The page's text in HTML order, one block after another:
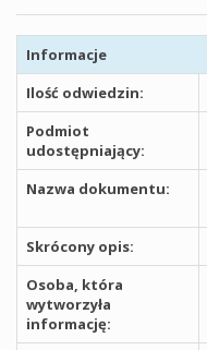
Informacje
Ilość odwiedzin:
Podmiot
udostępniający:
Nazwa dokumentu:
Skrócony opis:
Osoba, która
wytworzyła
informację: